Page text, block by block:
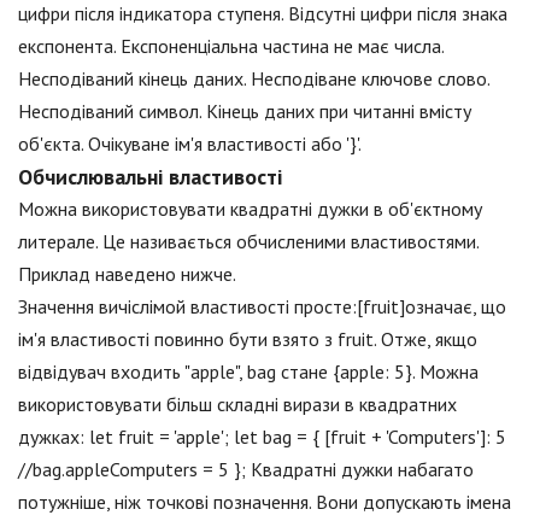
цифри після індикатора ступеня. Відсутні цифри після знака
експонента. Експоненціальна частина не має числа.
Несподіваний кінець даних. Несподіване ключове слово.
Несподіваний символ. Кінець даних при читанні вмісту
об'єкта. Очікуване ім'я властивості або '}'.
Обчислювальні властивості
Можна використовувати квадратні дужки в об'єктному
литерале. Це називається обчисленими властивостями.
Приклад наведено нижче.
Значення вичіслімой властивості просте:[fruit]означає, що
ім'я властивості повинно бути взято з fruit. Отже, якщо
відвідувач входить "apple", bag стане {apple: 5}. Можна
використовувати більш складні вирази в квадратних
дужках: let fruit = 'apple'; let bag = { [fruit + 'Computers']: 5
//bag.appleComputers = 5 }; Квадратні дужки набагато
потужніше, ніж точкові позначення. Вони допускають імена